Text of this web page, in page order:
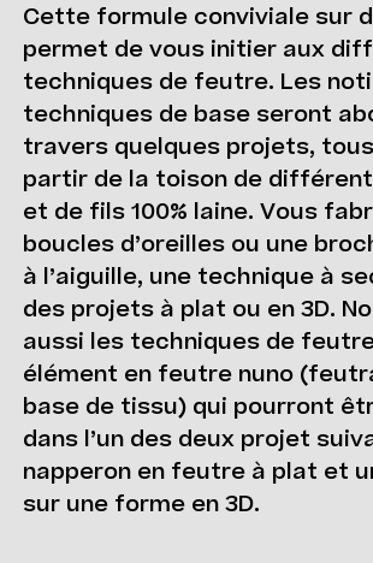
Cette formule conviviale sur
permet de vous initier aux
techniques de feutre. Les
techniques de base seront
travers quelques projets,
partir de la toison de
et de fils 100% laine. Vous
boucles d’oreilles ou une
à l’aiguille, une technique à
des projets à plat ou en 3D.
aussi les techniques de
élément en feutre nuno
base de tissu) qui pourront
dans l’un des deux projet
napperon en feutre à plat et
sur une forme en 3D.